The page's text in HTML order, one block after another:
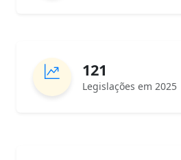
121
Legislações em 2025